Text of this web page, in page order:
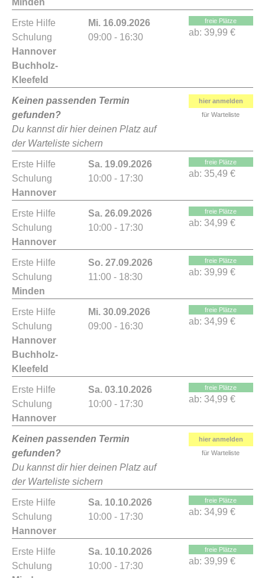
Minden
Erste Hilfe
Schulung
Hannover
Buchholz-
Kleefeld
Mi. 16.09.2026
09:00 - 16:30
freie Plätze
ab: 39,99 €
Keinen passenden Termin
gefunden?
Du kannst dir hier deinen Platz auf
der Warteliste sichern
hier anmelden
für Warteliste
Erste Hilfe
Schulung
Hannover
Sa. 19.09.2026
10:00 - 17:30
freie Plätze
ab: 35,49 €
Erste Hilfe
Schulung
Hannover
Sa. 26.09.2026
10:00 - 17:30
freie Plätze
ab: 34,99 €
Erste Hilfe
Schulung
Minden
So. 27.09.2026
11:00 - 18:30
freie Plätze
ab: 39,99 €
Erste Hilfe
Schulung
Hannover
Buchholz-
Kleefeld
Mi. 30.09.2026
09:00 - 16:30
freie Plätze
ab: 34,99 €
Erste Hilfe
Schulung
Hannover
Sa. 03.10.2026
10:00 - 17:30
freie Plätze
ab: 34,99 €
Keinen passenden Termin
gefunden?
Du kannst dir hier deinen Platz auf
der Warteliste sichern
hier anmelden
für Warteliste
Erste Hilfe
Schulung
Hannover
Sa. 10.10.2026
10:00 - 17:30
freie Plätze
ab: 34,99 €
Erste Hilfe
Schulung
Sa. 10.10.2026
10:00 - 17:30
freie Plätze
ab: 39,99 €